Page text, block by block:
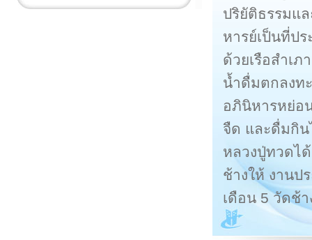
ปริยัติธรรมแ
หารย์เป็นที่ป
ด้วยเรือสำเ
น้ำดื่มตกลงท
อภินิหารหย่อ
จืด และดื่มกิน
หลวงปู่ทวดไ
ช้างให้ งานป
เดือน 5 วัดช้